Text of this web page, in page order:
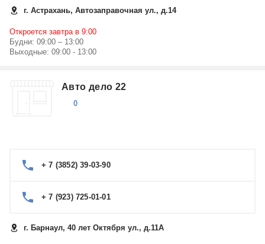
Выберите...
Ремонт автомобилей Daewoo
Ремонт стиральных машин Daewoo
Ремонт телевизоров Daewoo
Ремонт морозильников Daewoo
Ремонт музыкальных центров Daewoo
г. Астрахань, Автозаправочная ул., д.14
Откроется завтра в 9:00
Будни: 09:00 – 13:00
Выходные: 09:00 - 13:00
Авто дело 22
0
+ 7 (3852) 39-03-90
+ 7 (923) 725-01-01
г. Барнаул, 40 лет Октября ул., д.11А